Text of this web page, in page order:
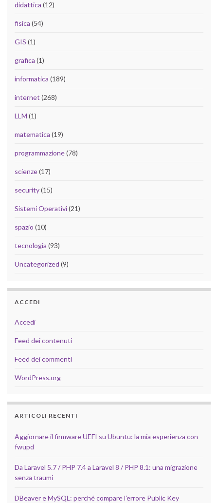
didattica (12)
fisica (54)
GIS (1)
grafica (1)
informatica (189)
internet (268)
LLM (1)
matematica (19)
programmazione(78)
scienze(17)
security(15)
Sistemi Operativi(21)
spazio (10)
tecnologia (93)
Uncategorized (9)
ACCEDI
Accedi
Feed dei contenuti
Feed dei commenti
WordPress.org
ARTICOLI RECENTI
Aggiornare il firmware UEFI su Ubuntu: la mia esperienza con
fwupd
Da Laravel 5.7 / PHP 7.4 a Laravel 8 / PHP 8.1: una migrazione
senza traumi
DBeaver e MySQL: perché compare l’errore Public Key